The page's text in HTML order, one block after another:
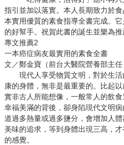
指引並加以落實。本人長期致力於
本實用優質的素食指導全書完成。
的好幫手。祝賀此書的誕生並樂為推
專文推薦2
一本癌症病友最實用的素食全書
文／鄭金寶（前台大醫院營養部主任
現代人享受物質文明，對於生活
康的身體，無非是最重要的。比起
實非古人所能想像，一般常人的飲
幸福美滿的背後，卻身陷現代文明
道過多熱量或過多鹽分，會增加人
美味的追求，等到身體出現三高，
的感覺。